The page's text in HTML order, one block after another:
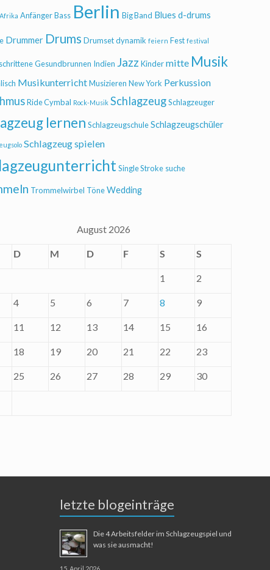
Afrika AnfängerBass Berlin Big Band Blues d-drums
Drummer Drums Drumsetdynamik feiern Fest festival
Gesundbrunnen Indien Jazz Kindermitte Musik
MusikunterrichtMusizieren New York Perkussion
Ride Cymbal Rock-Musik SchlagzeugSchlagzeuger
lernen SchlagzeugschuleSchlagzeugschüler
Schlagzeug spielen
Single Stroke suche
Trommelwirbel TöneWedding
August 2026
D M D F S S
1 2
4 5 6 7 8 9
11 12 13 14 15 16
18 19 20 21 22 23
25 26 27 28 29 30
letzte blogeinträge
Die 4 Arbeitsfelder im Schlagzeugspiel und
was sie ausmacht!